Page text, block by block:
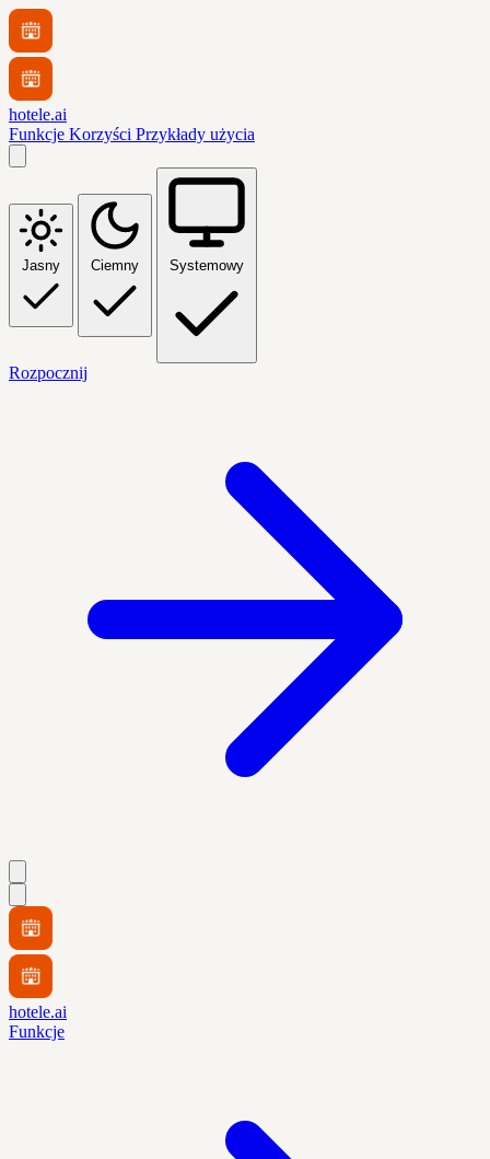
hotele.ai
Funkcje Korzyści Przykłady użycia
Jasny Ciemny Systemowy
Rozpocznij
hotele.ai
Funkcje